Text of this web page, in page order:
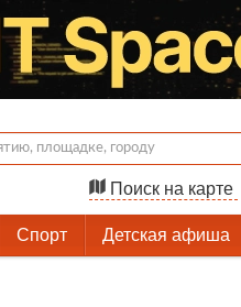
Поиск на карте
Спорт Детская афиша